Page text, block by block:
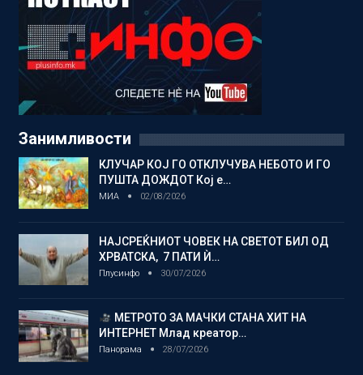
Занимливости
КЛУЧАР КОЈ ГО ОТКЛУЧУВА НЕБОТО И ГО
ПУШТА ДОЖДОТ Кој е…
МИА 02/08/2026
НАЈСРЕЌНИОТ ЧОВЕК НА СВЕТОТ БИЛ ОД
ХРВАТСКА, 7 ПАТИ Ѝ…
Плусинфо 30/07/2026
МЕТРОТО ЗА МАЧКИ СТАНА ХИТ НА
ИНТЕРНЕТ Млад креатор…
Панорама 28/07/2026